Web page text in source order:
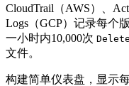
CloudTrail（AWS）、
Logs（GCP）记录每
一小时内10,000次
文件。
构建简单仪表盘，显示